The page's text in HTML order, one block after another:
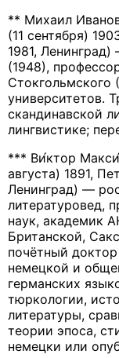
** Михаил
(11 сентября)
1981,
(1948),
Стокгольмского
университетов.
скандинавской
лингвистике;
*** Ви́ктор
августа) 1891,
Ленинград) —
литературовед,
наук, академик
Британской,
почётный
немецкой и
германских
тюркологии,
литературы,
теории эпоса,
немецки или